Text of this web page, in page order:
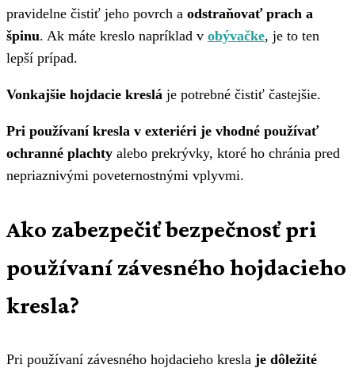
pravidelne čistiť jeho povrch a odstraňovať prach a
špinu. Ak máte kreslo napríklad v obývačke, je to ten
lepší prípad.
Vonkajšie hojdacie kreslá je potrebné čistiť častejšie.
Pri používaní kresla v exteriéri je vhodné používať
ochranné plachty alebo prekrývky, ktoré ho chránia pred
nepriaznivými poveternostnými vplyvmi.
Ako zabezpečiť bezpečnosť pri
používaní závesného hojdacieho
kresla?
Pri používaní závesného hojdacieho kresla je dôležité